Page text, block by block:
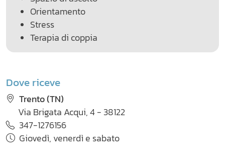
Orientamento
Stress
Terapia di coppia
Dove riceve
Trento (TN)
Via Brigata Acqui, 4 - 38122
347-1276156
Giovedì, venerdì e sabato